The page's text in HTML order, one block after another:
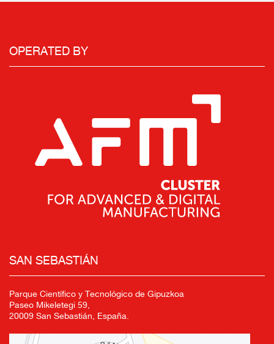
OPERATED BY
SAN SEBASTIÁN
Parque Científico y Tecnológico de Gipuzkoa
Paseo Mikeletegi 59,
20009 San Sebastián, España.